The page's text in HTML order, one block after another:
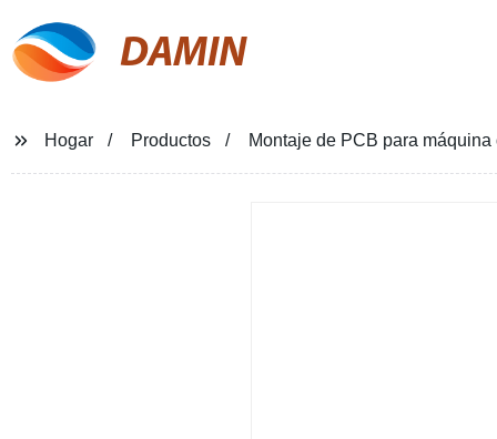
DAMIN
Hogar Productos Montaje de PCB para